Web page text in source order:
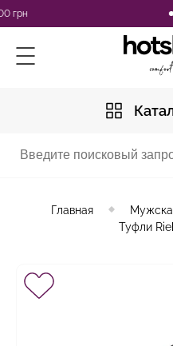
Главная
Туфли